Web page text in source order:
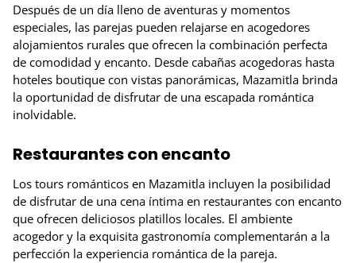
Después de un día lleno de aventuras y momentos
especiales, las parejas pueden relajarse en acogedores
alojamientos rurales que ofrecen la combinación perfecta
de comodidad y encanto. Desde cabañas acogedoras hasta
hoteles boutique con vistas panorámicas, Mazamitla brinda
la oportunidad de disfrutar de una escapada romántica
inolvidable.
Restaurantes con encanto
Los tours románticos en Mazamitla incluyen la posibilidad
de disfrutar de una cena íntima en restaurantes con encanto
que ofrecen deliciosos platillos locales. El ambiente
acogedor y la exquisita gastronomía complementarán a la
perfección la experiencia romántica de la pareja.